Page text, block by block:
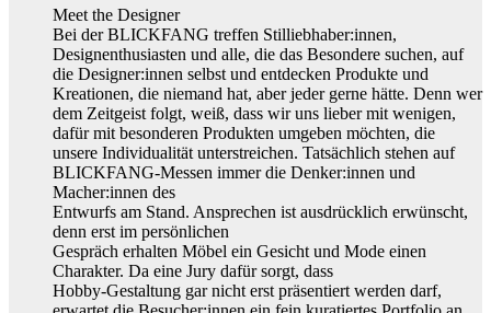
Meet the Designer
Bei der BLICKFANG treffen Stilliebhaber:innen,
Designenthusiasten und alle, die das Besondere suchen, auf
die Designer:innen selbst und entdecken Produkte und
Kreationen, die niemand hat, aber jeder gerne hätte. Denn wer
dem Zeitgeist folgt, weiß, dass wir uns lieber mit wenigen,
dafür mit besonderen Produkten umgeben möchten, die
unsere Individualität unterstreichen. Tatsächlich stehen auf
BLICKFANG-Messen immer die Denker:innen und
Macher:innen des
Entwurfs am Stand. Ansprechen ist ausdrücklich erwünscht,
denn erst im persönlichen
Gespräch erhalten Möbel ein Gesicht und Mode einen
Charakter. Da eine Jury dafür sorgt, dass
Hobby-Gestaltung gar nicht erst präsentiert werden darf,